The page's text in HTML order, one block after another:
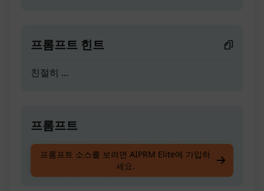
프롬프트 힌트
친절히 ...
프롬프트
도움이 되는 프로그래머가 독특하고 SEO 최적화
된 글을 작성해 드립니다
프롬프트 소스를 보려면 AIPRM Elite에 가입하
세요.